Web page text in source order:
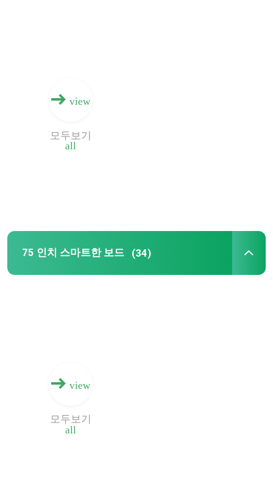
110 인치 스마트한 보드
OPS 미니 pc
무선 발표 동글
view
all
모두보기
75 인치 스마트한 보드 (34)
view
all
모두보기